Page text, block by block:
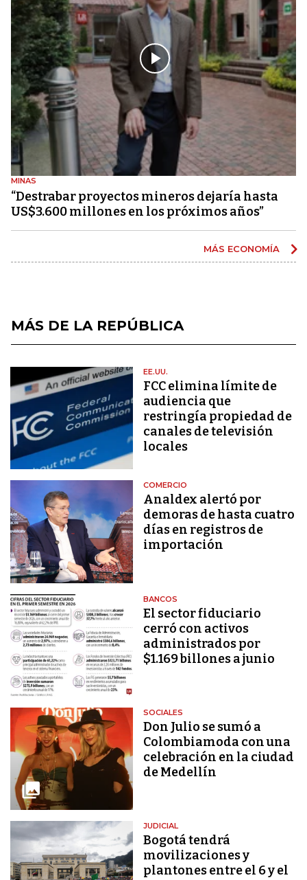
MINAS
“Destrabar proyectos mineros dejaría hasta
US$3.600 millones en los próximos años”
MÁS ECONOMÍA
MÁS DE LA REPÚBLICA
EE.UU.
FCC elimina límite de
audiencia que
restringía propiedad de
canales de televisión
locales
COMERCIO
Analdex alertó por
demoras de hasta cuatro
días en registros de
importación
BANCOS
El sector fiduciario
cerró con activos
administrados por
$1.169 billones a junio
SOCIALES
Don Julio se sumó a
Colombiamoda con una
celebración en la ciudad
de Medellín
JUDICIAL
Bogotá tendrá
movilizaciones y
plantones entre el 6 y el